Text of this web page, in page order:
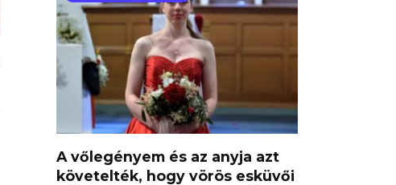
A vőlegényem és az anyja azt
követelték, hogy vörös esküvői